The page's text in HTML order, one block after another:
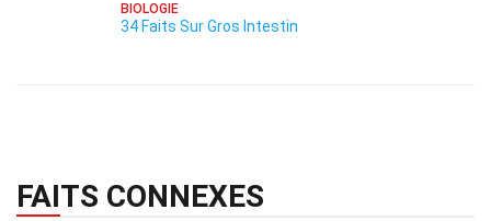
BIOLOGIE
34 Faits Sur Gros Intestin
FAITS CONNEXES